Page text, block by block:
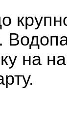
на